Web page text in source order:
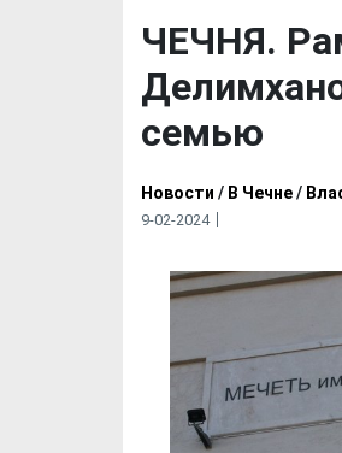
ЧЕЧНЯ.
семью
Новости / В Чечне/
9-02-2024